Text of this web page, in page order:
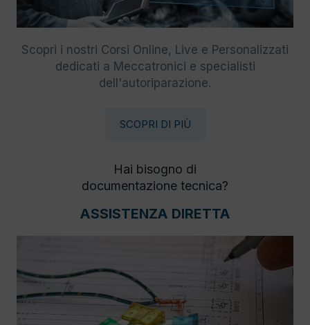
Scopri i nostri Corsi Online, Live e Personalizzati
dedicati a Meccatronici e specialisti
dell'autoriparazione.
SCOPRI DI PIÙ
Hai bisogno di
documentazione tecnica?
ASSISTENZA DIRETTA